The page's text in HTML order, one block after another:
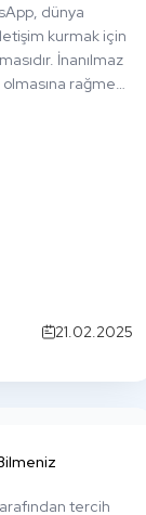
dünya
kurmak için
İnanılmaz
rağmen,
21.02.2025
tercih